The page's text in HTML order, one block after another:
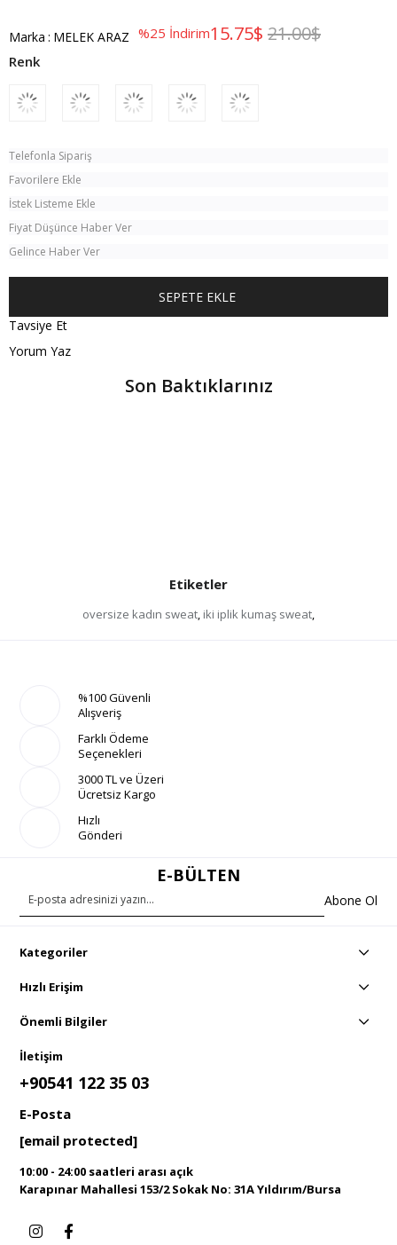
Marka : MELEK ARAZ %25 İndirim 21.00$
15.75$
Telefonla Sipariş
Favorilere Ekle
İstek Listeme Ekle
Fiyat Düşünce Haber Ver
Gelince Haber Ver
Tavsiye Et
Yorum Yaz
Son Baktıklarınız
Etiketler
oversize kadın sweat, iki iplik kumaş sweat,
%100 Güvenli
Alışveriş
Farklı Ödeme
Seçenekleri
3000 TL ve Üzeri
Ücretsiz Kargo
Hızlı
Gönderi
E-BÜLTEN
Abone Ol
Kategoriler
Hızlı Erişim
Önemli Bilgiler
İletişim
+90541 122 35 03
E-Posta
[email protected]
10:00 - 24:00 saatleri arası açık
Karapınar Mahallesi 153/2 Sokak No: 31A Yıldırım/Bursa